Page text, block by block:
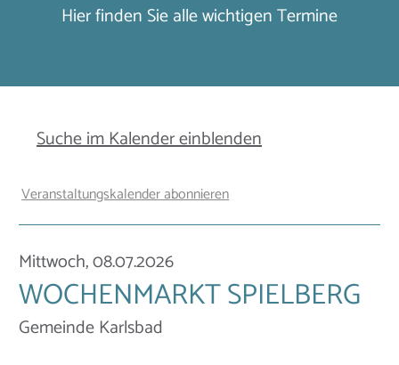
Hier finden Sie alle wichtigen Termine
Suche im Kalender einblenden
Veranstaltungskalender abonnieren
Mittwoch, 08.07.2026
WOCHENMARKT SPIELBERG
Gemeinde Karlsbad